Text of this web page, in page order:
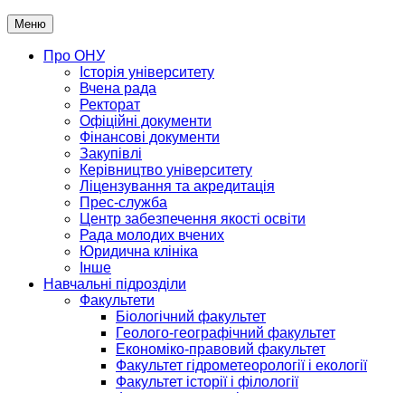
Меню
Про ОНУ
Історія університету
Вчена рада
Ректорат
Офіційні документи
Фінансові документи
Закупівлі
Керівництво університету
Ліцензування та акредитація
Прес-служба
Центр забезпечення якості освіти
Рада молодих вчених
Юридична клініка
Інше
Навчальні підрозділи
Факультети
Біологічний факультет
Геолого-географічний факультет
Економіко-правовий факультет
Факультет гідрометеорології і екології
Факультет історії і філології